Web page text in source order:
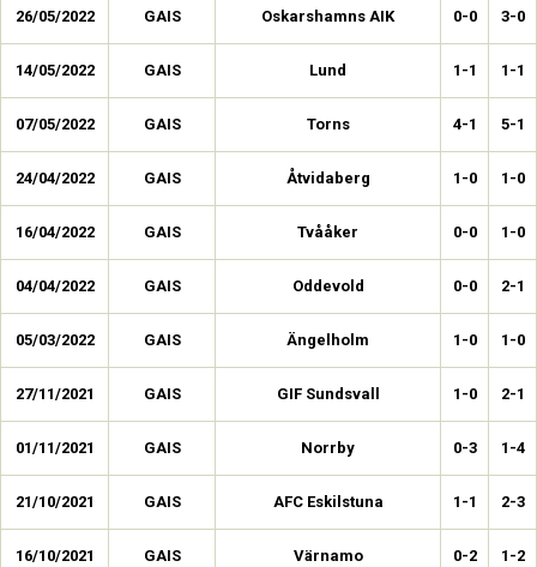
26/05/2022 GAIS Oskarshamns AIK 0-0 3-0
14/05/2022 GAIS Lund 1-1 1-1
07/05/2022 GAIS Torns 4-1 5-1
24/04/2022 GAIS Åtvidaberg 1-0 1-0
16/04/2022 GAIS Tvååker 0-0 1-0
04/04/2022 GAIS Oddevold 0-0 2-1
05/03/2022 GAIS Ängelholm 1-0 1-0
27/11/2021 GAIS GIF Sundsvall 1-0 2-1
01/11/2021 GAIS Norrby 0-3 1-4
21/10/2021 GAIS AFC Eskilstuna 1-1 2-3
16/10/2021 GAIS Värnamo 0-2 1-2